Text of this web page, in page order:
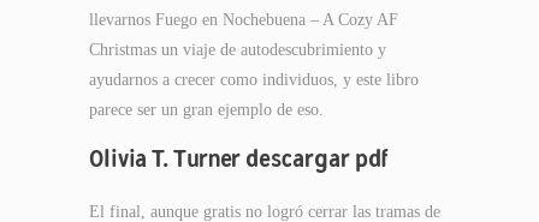
llevarnos Fuego en Nochebuena – A Cozy AF
Christmas un viaje de autodescubrimiento y
ayudarnos a crecer como individuos, y este libro
parece ser un gran ejemplo de eso.
Olivia T. Turner descargar pdf
El final, aunque gratis no logró cerrar las tramas de